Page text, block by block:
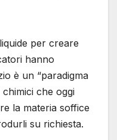
per creare
hanno
è un “paradigma
che oggi
la materia soffice
su richiesta.